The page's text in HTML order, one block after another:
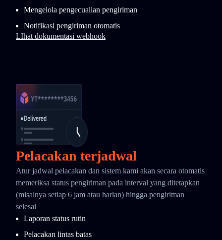
Mengelola pengecualian pengiriman
Notifikasi pengiriman otomatis
LIhat dokumentasi webhook
Pelacakan terjadwal
Atur jadwal pelacakan dan sistem kami akan secara otomatis
memeriksa status pengiriman pada interval yang ditetapkan
(misalnya setiap 6 jam atau harian) hingga pengiriman
selesai
Laporan status rutin
Pelacakan lintas batas